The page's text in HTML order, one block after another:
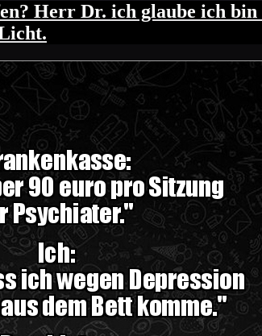
Herr Dr. ich glaube ich